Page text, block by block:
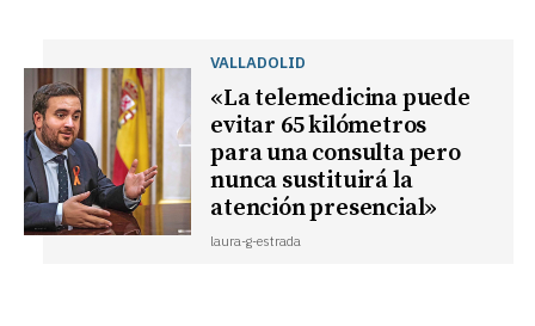
VALLADOLID
«La telemedicina puede
evitar 65 kilómetros
para una consulta pero
nunca sustituirá la
atención presencial»
laura-g-estrada